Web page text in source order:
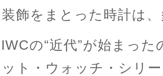
飾をまとった時計は
の“近代”が始まった
ット・ウォッチ・シリ